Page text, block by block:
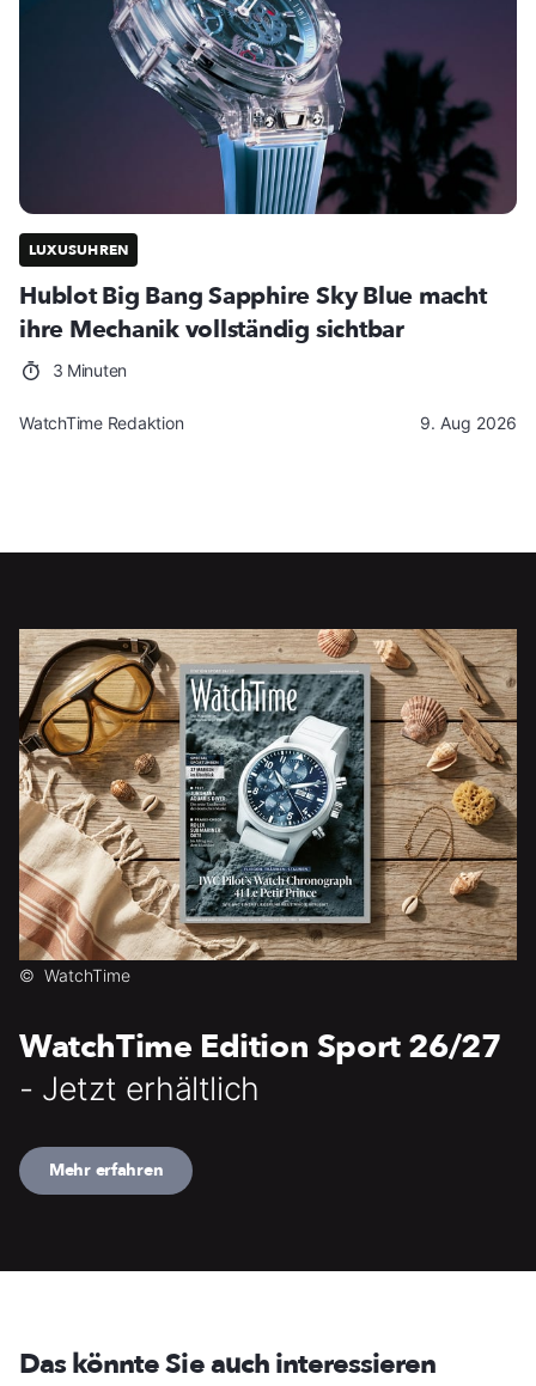
LUXUSUHREN
Hublot Big Bang Sapphire Sky Blue macht
ihre Mechanik vollständig sichtbar
3 Minuten
WatchTime Redaktion 9. Aug 2026
© WatchTime
WatchTime Edition Sport 26/27
- Jetzt erhältlich
Mehr erfahren
Das könnte Sie auch interessieren